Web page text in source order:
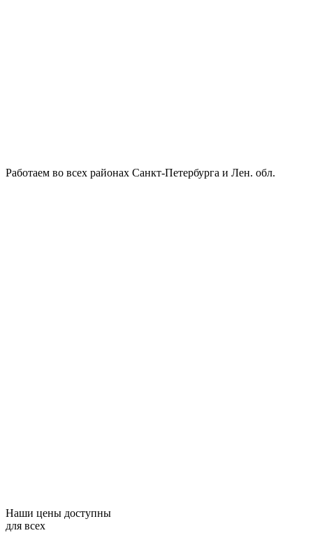
Работаем во всех районах Санкт-Петербурга и Лен. обл.
Наши цены доступны
для всех